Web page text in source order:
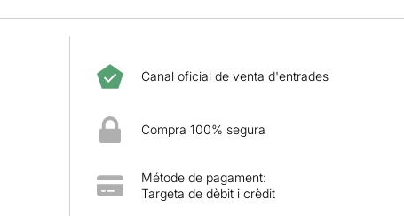
Canal oficial de venta d'entrades
Compra 100% segura
Métode de pagament:
Targeta de dèbit i crèdit